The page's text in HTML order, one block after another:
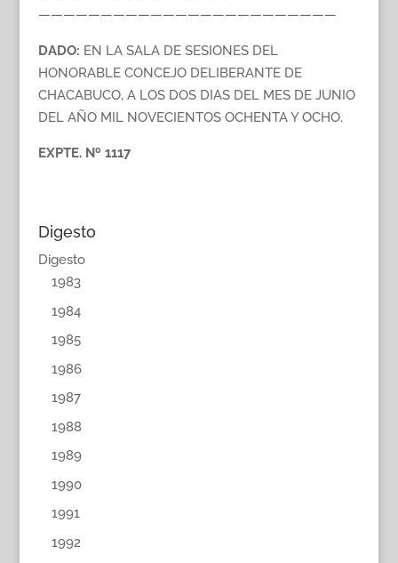
————————————————————————
DADO: EN LA SALA DE SESIONES DEL
HONORABLE CONCEJO DELIBERANTE DE
CHACABUCO, A LOS DOS DIAS DEL MES DE JUNIO
DEL AÑO MIL NOVECIENTOS OCHENTA Y OCHO.
EXPTE. Nº 1117
Digesto
Digesto
1983
1984
1985
1986
1987
1988
1989
1990
1991
1992